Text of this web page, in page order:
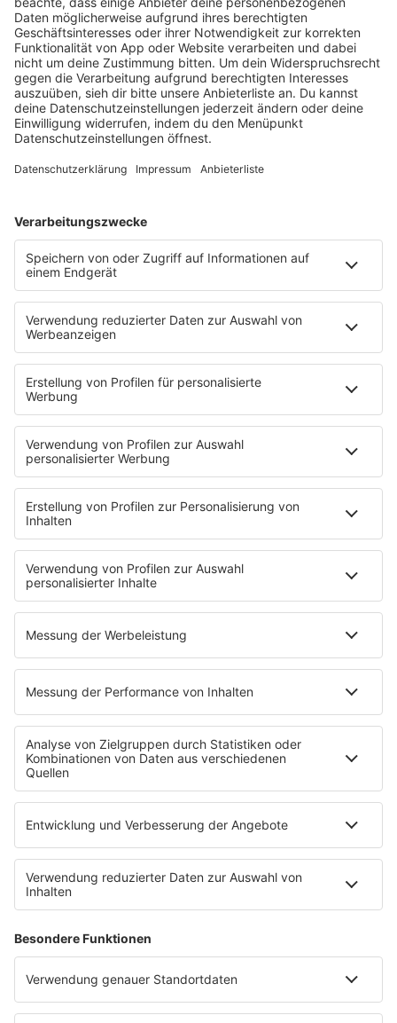
HOME
RADIOS
barba radio
Lagerfeuer
Füße hoch
Schmusekatze
Song Contest
Mädelsabend
Ich hasse Sport
Sonntag Morgen
Strandbar
Putzfimmel
Deutschpop
Deutsche Liebeslieder
PODCASTS
Mit den Waffeln einer Frau
Frühstück bei Barbara
Brave & One
NotAufnahme
"Bewerbung und Karriere"
Aber bitte mit Schlager
Erdbeerkäse
Fitness mit M.A.R.K
Glück in Worten
Todesursache
Niemand muss ein Promi sein
PROGRAMM
Mit den Waffeln einer Frau
SERVICE
Empfang
barba radio App
Impressum
Datenschutz Facebook & Instagram
Datenschutzeinstellungen
Clubbedingungen
Werbung schalten
Waffel-Werbepartner
80s80s.de
90s90s.de